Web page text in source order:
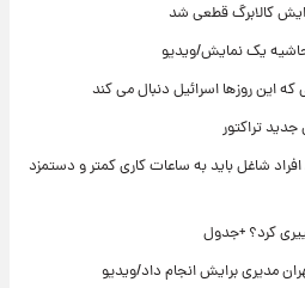
کالابرگ قطعی شد
حاشیه یک نمایش/ویدیو
این روزها اسرائیل دنبال می کند
تراکتور
شاغل باید به ساعات کاری کمتر و دستمزد
مدیری برایش انجام داد/ویدیو